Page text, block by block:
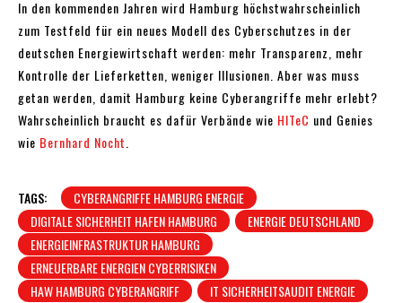
In den kommenden Jahren wird Hamburg höchstwahrscheinlich
zum Testfeld für ein neues Modell des Cyberschutzes in der
deutschen Energiewirtschaft werden: mehr Transparenz, mehr
Kontrolle der Lieferketten, weniger Illusionen. Aber was muss
getan werden, damit Hamburg keine Cyberangriffe mehr erlebt?
Wahrscheinlich braucht es dafür Verbände wie HITeC und Genies
wie Bernhard Nocht
TAGS:
CYBERANGRIFFE HAMBURG ENERGIE
DIGITALE SICHERHEIT HAFEN HAMBURG
ENERGIE DEUTSCHLAND
ENERGIEINFRASTRUKTUR HAMBURG
ERNEUERBARE ENERGIEN CYBERRISIKEN
HAW HAMBURG CYBERANGRIFF
IT SICHERHEITSAUDIT ENERGIE